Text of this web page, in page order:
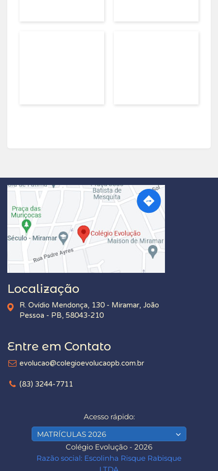
Localização
R. Ovídio Mendonça, 130 - Miramar, João
Pessoa - PB, 58043-210
Entre em Contato
evolucao@colegioevolucaopb.com.br
(83) 3244-7711
Colégio Evolução - 2026
Razão social: Escolinha Risque Rabisque
Acesso rápido:
MATRÍCULAS 2026